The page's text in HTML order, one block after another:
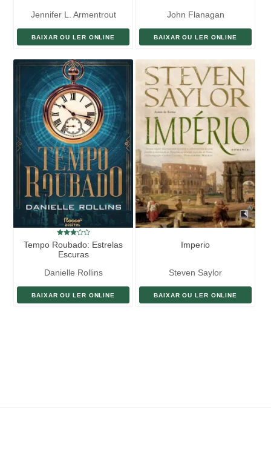
Jennifer L. Armentrout
BAIXAR OU LER ONLINE
John Flanagan
BAIXAR OU LER ONLINE
Tempo Roubado: Estrelas
Escuras
Danielle Rollins
BAIXAR OU LER ONLINE
Imperio
Steven Saylor
BAIXAR OU LER ONLINE